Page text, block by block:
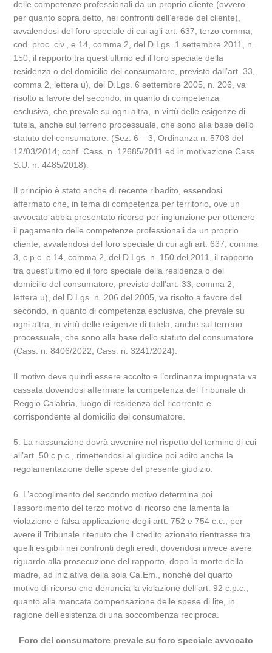
delle competenze professionali da un proprio cliente (ovvero
per quanto sopra detto, nei confronti dell’erede del cliente),
avvalendosi del foro speciale di cui agli art. 637, terzo comma,
cod. proc. civ., e 14, comma 2, del D.Lgs. 1 settembre 2011, n.
150, il rapporto tra quest’ultimo ed il foro speciale della
residenza o del domicilio del consumatore, previsto dall’art. 33,
comma 2, lettera u), del D.Lgs. 6 settembre 2005, n. 206, va
risolto a favore del secondo, in quanto di competenza
esclusiva, che prevale su ogni altra, in virtù delle esigenze di
tutela, anche sul terreno processuale, che sono alla base dello
statuto del consumatore. (Sez. 6 – 3, Ordinanza n. 5703 del
12/03/2014; conf. Cass. n. 12685/2011 ed in motivazione Cass.
S.U. n. 4485/2018).
Il principio è stato anche di recente ribadito, essendosi
affermato che, in tema di competenza per territorio, ove un
avvocato abbia presentato ricorso per ingiunzione per ottenere
il pagamento delle competenze professionali da un proprio
cliente, avvalendosi del foro speciale di cui agli art. 637, comma
3, c.p.c. e 14, comma 2, del D.Lgs. n. 150 del 2011, il rapporto
tra quest’ultimo ed il foro speciale della residenza o del
domicilio del consumatore, previsto dall’art. 33, comma 2,
lettera u), del D.Lgs. n. 206 del 2005, va risolto a favore del
secondo, in quanto di competenza esclusiva, che prevale su
ogni altra, in virtù delle esigenze di tutela, anche sul terreno
processuale, che sono alla base dello statuto del consumatore
(Cass. n. 8406/2022; Cass. n. 3241/2024).
Il motivo deve quindi essere accolto e l’ordinanza impugnata va
cassata dovendosi affermare la competenza del Tribunale di
Reggio Calabria, luogo di residenza del ricorrente e
corrispondente al domicilio del consumatore.
5. La riassunzione dovrà avvenire nel rispetto del termine di cui
all’art. 50 c.p.c., rimettendosi al giudice poi adito anche la
regolamentazione delle spese del presente giudizio.
6. L’accoglimento del secondo motivo determina poi
l’assorbimento del terzo motivo di ricorso che lamenta la
violazione e falsa applicazione degli artt. 752 e 754 c.c., per
avere il Tribunale ritenuto che il credito azionato rientrasse tra
quelli esigibili nei confronti degli eredi, dovendosi invece avere
riguardo alla prosecuzione del rapporto, dopo la morte della
madre, ad iniziativa della sola Ca.Em., nonché del quarto
motivo di ricorso che denuncia la violazione dell’art. 92 c.p.c.,
quanto alla mancata compensazione delle spese di lite, in
ragione dell’esistenza di una soccombenza reciproca.
Foro del consumatore prevale su foro speciale avvocato